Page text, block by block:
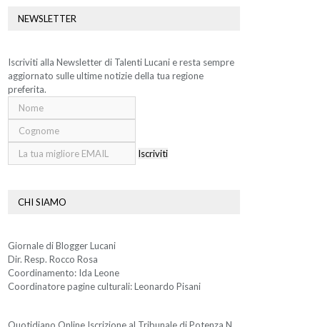
NEWSLETTER
Iscriviti alla Newsletter di Talenti Lucani e resta sempre
aggiornato sulle ultime notizie della tua regione
preferita.
Iscriviti
CHI SIAMO
Giornale di Blogger Lucani
Dir. Resp. Rocco Rosa
Coordinamento: Ida Leone
Coordinatore pagine culturali: Leonardo Pisani